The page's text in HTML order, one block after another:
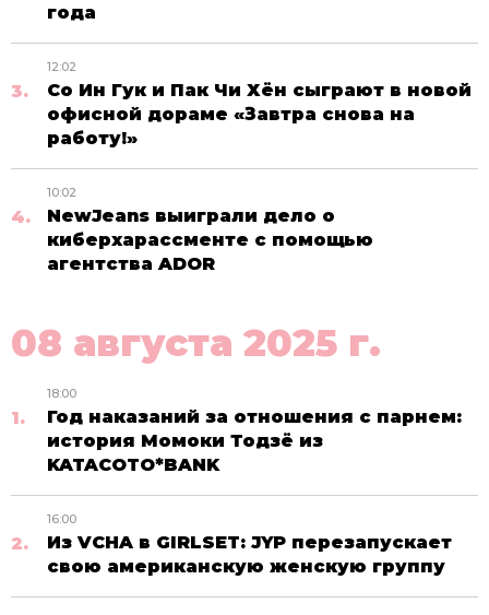
года
12:02
Со Ин Гук и Пак Чи Хён сыграют в новой
офисной дораме «Завтра снова на
работу!»
10:02
NewJeans выиграли дело о
киберхарассменте с помощью
агентства ADOR
08 августа 2025 г.
18:00
Год наказаний за отношения с парнем:
история Момоки Тодзё из
KATACOTO*BANK
16:00
Из VCHA в GIRLSET: JYP перезапускает
свою американскую женскую группу